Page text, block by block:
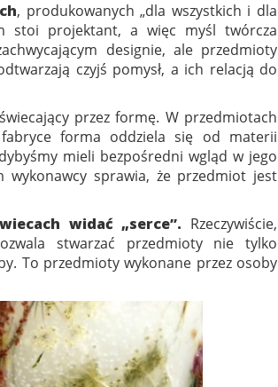
, produkowanych „dla wszystkich i dla
stoi projektant, a więc myśl twórcza
designie, ale przedmioty
czyjś pomysł, a ich relacją do
przez formę. W przedmiotach
forma oddziela się od materii
mieli bezpośredni wgląd w jego
wykonawcy sprawia, że przedmiot jest
widać „serce”. Rzeczywiście,
stwarzać przedmioty nie tylko
To przedmioty wykonane przez osoby